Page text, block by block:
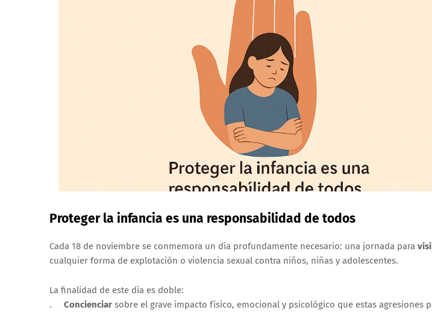
Proteger la infancia es una responsabilidad de todos
Cada 18 de noviembre se conmemora un día profundamente necesario: una jornada para
cualquier forma de explotación o violencia sexual contra niños, niñas y adolescentes.
La finalidad de este día es doble:
. Concienciar sobre el grave impacto físico, emocional y psicológico que estas agresiones